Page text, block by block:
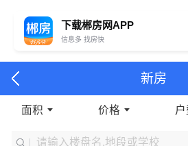
下载郴房网APP
信息多 找房快
新房
面积 价格 户